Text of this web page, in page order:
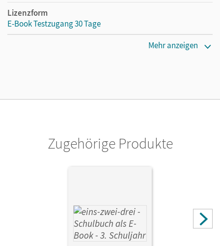
Lizenzform
E-Book Testzugang 30 Tage
Winter, Christine; Deseniss, Astrid; Jochem, Claudia;
Mehr anzeigen
Zugehörige Produkte